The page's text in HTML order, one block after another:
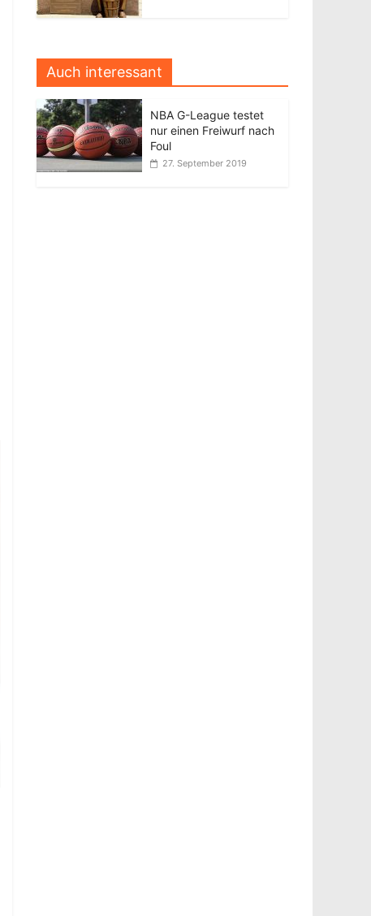
Auch interessant
NBA G-League testet
nur einen Freiwurf nach
Foul
27. September 2019